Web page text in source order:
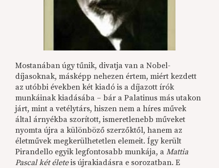
Mostanában úgy tűnik, divatja van a Nobel-
díjasoknak, másképp nehezen értem, miért kezdett
az utóbbi években két kiadó is a díjazott írók
munkáinak kiadásába – bár a Palatinus más utakon
járt, mint a vetélytárs, hiszen nem a híres művek
által árnyékba szorított, ismeretlenebb műveket
nyomta újra a különböző szerzőktől, hanem az
életművek megkerülhetetlen elemeit. Így került
Pirandello egyik legfontosabb munkája, aMattia
Pascal két életeis újrakiadásra e sorozatban. E